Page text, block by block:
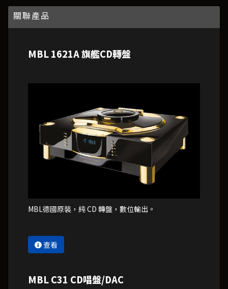
關聯產品
MBL德國原裝，純 CD 轉盤，數位輸出。
查看
MBL 1621A 旗艦CD轉盤
MBL C31 CD唱盤/DAC